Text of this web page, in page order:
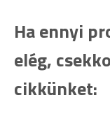
Ha ennyi
elég,
cikkünket: